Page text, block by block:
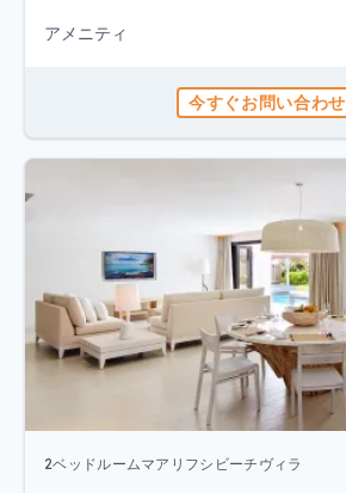
アメニティ
今すぐお問い合わせ
2ベッドルームマアリフシビーチヴィラ